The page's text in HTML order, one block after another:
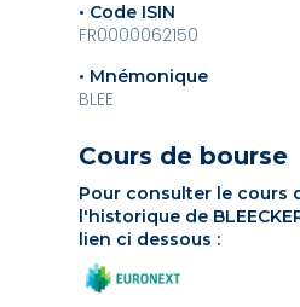
• Code ISIN
FR0000062150
• Mnémonique
BLEE
Cours de bourse
Pour consulter le cours
l'historique de
lien ci dessous :